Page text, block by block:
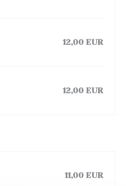
12,00 EUR
12,00 EUR
11,00 EUR